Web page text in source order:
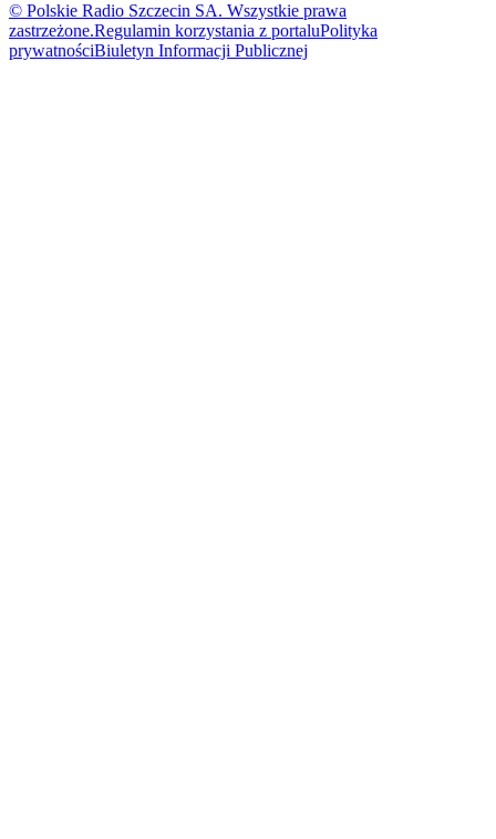
© Polskie Radio Szczecin SA. Wszystkie prawa
zastrzeżone.Regulamin korzystania z portaluPolityka
prywatnościBiuletyn Informacji Publicznej